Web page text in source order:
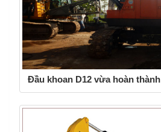
Đầu khoan D12 vừa hoàn thành